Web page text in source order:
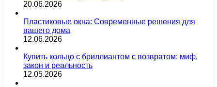
20.06.2026
Пластиковые окна: Современные решения для
вашего дома
12.06.2026
Купить кольцо с бриллиантом с возвратом: миф,
закон и реальность
12.05.2026